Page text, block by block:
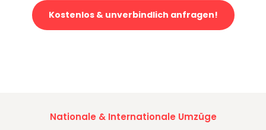
Kostenlos & unverbindlich anfragen!
Nationale & Internationale Umzüge